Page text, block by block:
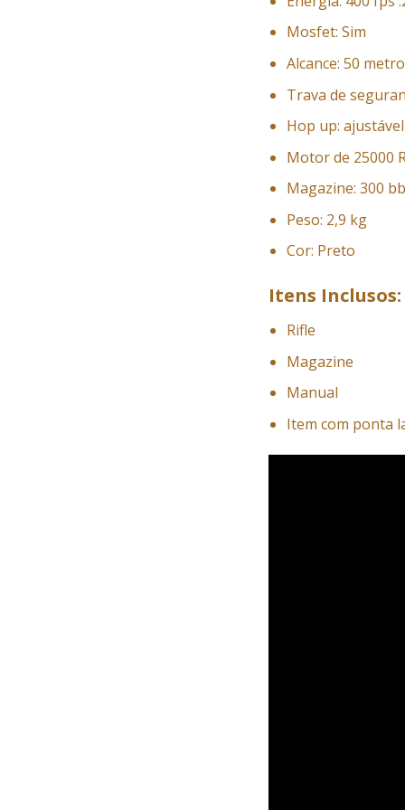
Mosfet: Sim
Alcance: 50
Trava de
Hop up: ajustável
Motor de 25000
Magazine: 300
Peso: 2,9 kg
Cor: Preto
Itens Inclusos:
Rifle
Magazine
Manual
Item com ponta